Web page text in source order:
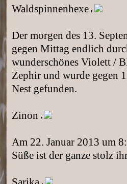
Waldspinnenhexe
Der morgen des 13.
gegen Mittag endlich
wunderschönes Violett /
Zephir und wurde gegen
Nest gefunden.
Zinon
Am 22. Januar 2013 um
Süße ist der ganze stolz